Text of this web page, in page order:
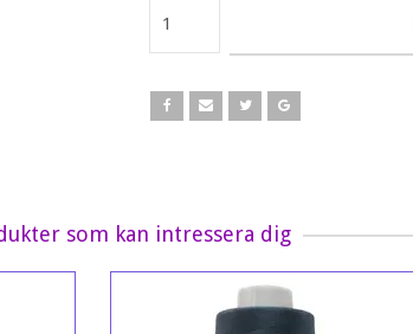
som kan intressera dig